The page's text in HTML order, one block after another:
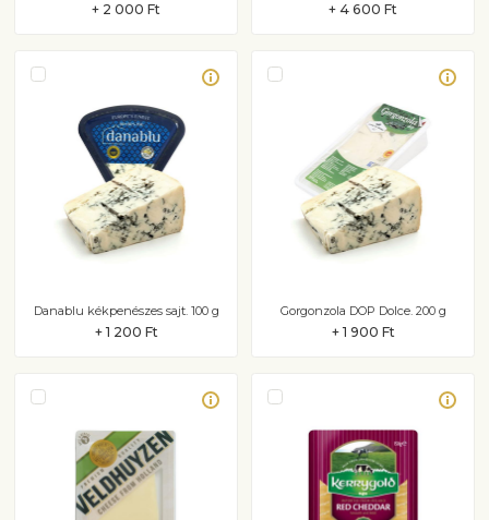
+ 2 000 Ft + 4 600 Ft
Danablu kékpenészes sajt. 100 g
+ 1 200 Ft
Gorgonzola DOP Dolce. 200 g
+ 1 900 Ft